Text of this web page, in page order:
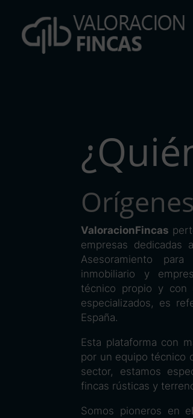
Orígenes
ValoracionFincas
empresas dedicadas
Asesoramiento
inmobiliario y
técnico propio y con
especializados, es
España.
Esta plataforma con
por un equipo técnico
sector, estamos
fincas rústicas y
Somos pioneros en